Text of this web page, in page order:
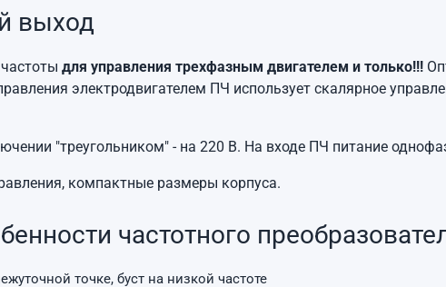
выход
для управления трехфазным двигателем и только!!!
электродвигателем ПЧ использует скалярное
"треугольником" - на 220 В. На входе ПЧ питание
компактные размеры корпуса.
частотного
точке, буст на низкой частоте